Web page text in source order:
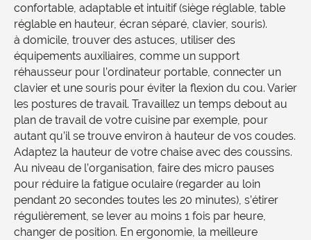
confortable, adaptable et intuitif (siège réglable, table
réglable en hauteur, écran séparé, clavier, souris).
à domicile, trouver des astuces, utiliser des
équipements auxiliaires, comme un support
réhausseur pour l’ordinateur portable, connecter un
clavier et une souris pour éviter la flexion du cou. Varier
les postures de travail. Travaillez un temps debout au
plan de travail de votre cuisine par exemple, pour
autant qu’il se trouve environ à hauteur de vos coudes.
Adaptez la hauteur de votre chaise avec des coussins.
Au niveau de l’organisation, faire des micro pauses
pour réduire la fatigue oculaire (regarder au loin
pendant 20 secondes toutes les 20 minutes), s’étirer
régulièrement, se lever au moins 1 fois par heure,
changer de position. En ergonomie, la meilleure